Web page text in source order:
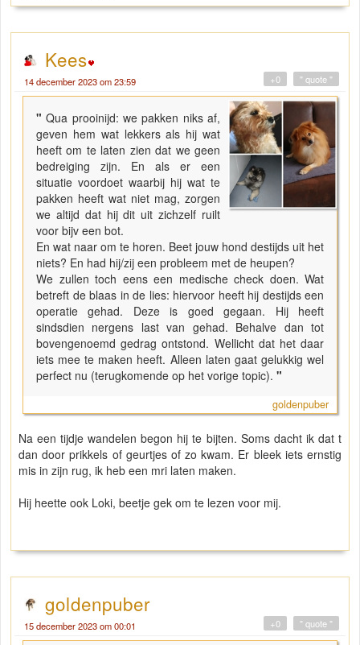
Kees
14 december 2023 om 23:59 " quote "
+0
"Qua prooinijd: we pakken niks af,
geven hem wat lekkers als hij wat
heeft om te laten zien dat we geen
bedreiging zijn. En als er een
situatie voordoet waarbij hij wat te
pakken heeft wat niet mag, zorgen
we altijd dat hij dit uit zichzelf ruilt
voor bijv een bot.
En wat naar om te horen. Beet jouw hond destijds uit het
niets? En had hij/zij een probleem met de heupen?
We zullen toch eens een medische check doen. Wat
betreft de blaas in de lies: hiervoor heeft hij destijds een
operatie gehad. Deze is goed gegaan. Hij heeft
sindsdien nergens last van gehad. Behalve dan tot
bovengenoemd gedrag ontstond. Wellicht dat het daar
iets mee te maken heeft. Alleen laten gaat gelukkig wel
perfect nu (terugkomende op het vorige topic). "
goldenpuber
Na een tijdje wandelen begon hij te bijten. Soms dacht ik dat t
dan door prikkels of geurtjes of zo kwam. Er bleek iets ernstig
mis in zijn rug, ik heb een mri laten maken.
Hij heette ook Loki, beetje gek om te lezen voor mij.
goldenpuber
15 december 2023 om 00:01 " quote "
+0